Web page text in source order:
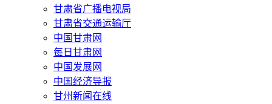
甘肃省广播电视局
甘肃省交通运输厅
中国甘肃网
每日甘肃网
中国发展网
中国经济导报
甘州新闻在线